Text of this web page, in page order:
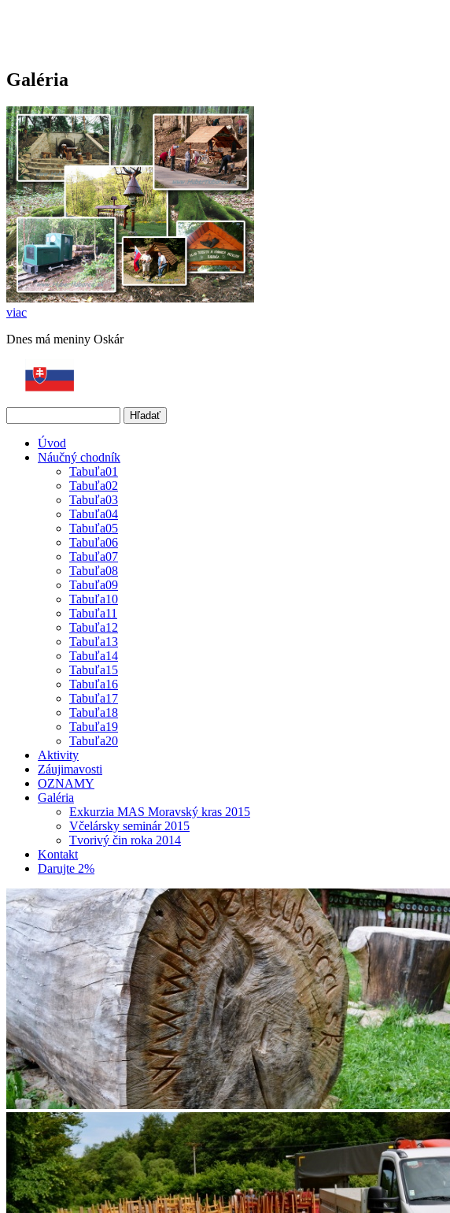
Galéria
viac
Dnes má meniny Oskár
Vyhľadávanie
Úvod
Náučný chodník
Tabuľa01
Tabuľa02
Tabuľa03
Tabuľa04
Tabuľa05
Tabuľa06
Tabuľa07
Tabuľa08
Tabuľa09
Tabuľa10
Tabuľa11
Tabuľa12
Tabuľa13
Tabuľa14
Tabuľa15
Tabuľa16
Tabuľa17
Tabuľa18
Tabuľa19
Tabuľa20
Aktivity
Záujimavosti
OZNAMY
Galéria
Exkurzia MAS Moravský kras 2015
Včelársky seminár 2015
Tvorivý čin roka 2014
Kontakt
Darujte 2%